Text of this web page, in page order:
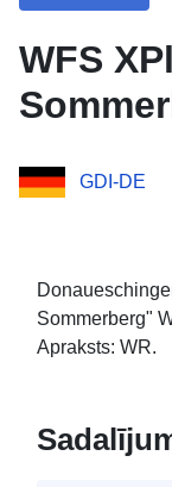
WFS
GDI-DE
Sommerberg"
Apraksts: WR.